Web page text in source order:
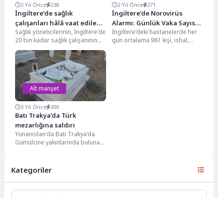
2 Yıl Önce 238
İngiltere’de sağlık
çalışanları hâlâ vaat edilen
ödemeleri bekliyor
Sağlık yöneticilerinin, İngiltere'de
20 bin kadar sağlık çalışanının
geçen Mayıs ayında
kararlaştırılan yaklaşık 1.655 £...
2 Yıl Önce 271
İngiltere’de Norovirüs
Alarmı: Günlük Vaka Sayısı
Bine Yaklaştı
İngiltere'deki hastanelerde her
gün ortalama 961 kişi, ishal,
Alt manşet
3 Yıl Önce 300
Batı Trakya’da Türk
mezarlığına saldırı
Yunanistan'da Batı Trakya'da
Gümülcine yakınlarında bulunan
belirlenemeyen kişi ya...
Kategoriler
Kategoriler